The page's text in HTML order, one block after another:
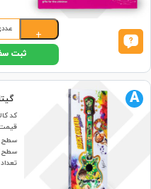
+
ثبت
کد
قیمت
سطح 1 (۵٪)
سطح 2
A